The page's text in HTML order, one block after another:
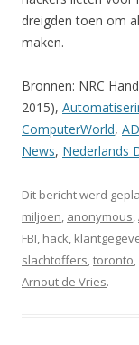
dreigden toen om
maken.
Bronnen: NRC
2015),
ComputerWorld, AD
News, Nederlands
Dit bericht werd
miljoen, anonymous,
FBI, hack,
slachtoffers,toronto,
Arnout de Vries.